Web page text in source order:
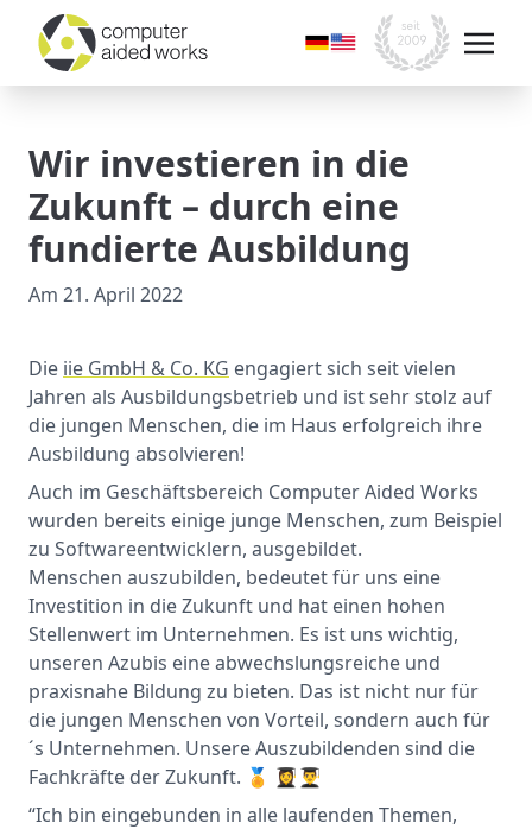
Wir investieren in die
Zukunft – durch eine
fundierte Ausbildung
Am 21. April 2022
Die iie GmbH & Co. KG engagiert sich seit vielen
Jahren als Ausbildungsbetrieb und ist sehr stolz auf
die jungen Menschen, die im Haus erfolgreich ihre
Ausbildung absolvieren!
Auch im Geschäftsbereich Computer Aided Works
wurden bereits einige junge Menschen, zum Beispiel
zu Softwareentwicklern, ausgebildet.
Menschen auszubilden, bedeutet für uns eine
Investition in die Zukunft und hat einen hohen
Stellenwert im Unternehmen. Es ist uns wichtig,
unseren Azubis eine abwechslungsreiche und
praxisnahe Bildung zu bieten. Das ist nicht nur für
die jungen Menschen von Vorteil, sondern auch für
´s Unternehmen. Unsere Auszubildenden sind die
Fachkräfte der Zukunft. 🏅 👩‍🎓👨‍🎓
“Ich bin eingebunden in alle laufenden Themen,